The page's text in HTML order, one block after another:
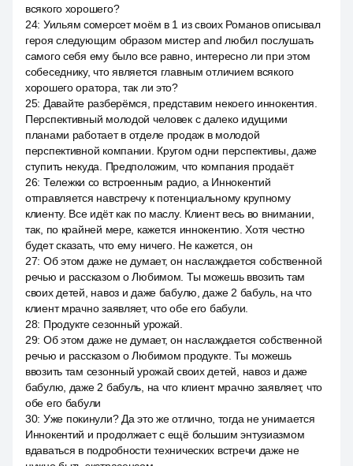
всякого хорошего?
24: Уильям сомерсет моём в 1 из своих Романов описывал
героя следующим образом мистер and любил послушать
самого себя ему было все равно, интересно ли при этом
собеседнику, что является главным отличием всякого
хорошего оратора, так ли это?
25: Давайте разберёмся, представим некоего иннокентия.
Перспективный молодой человек с далеко идущими
планами работает в отделе продаж в молодой
перспективной компании. Кругом одни перспективы, даже
ступить некуда. Предположим, что компания продаёт
26: Тележки со встроенным радио, а Иннокентий
отправляется навстречу к потенциальному крупному
клиенту. Все идёт как по маслу. Клиент весь во внимании,
так, по крайней мере, кажется иннокентию. Хотя честно
будет сказать, что ему ничего. Hе кажется, он
27: Об этом даже не думает, он наслаждается собственной
речью и рассказом о Любимом. Ты можешь ввозить там
своих детей, навоз и даже бабулю, даже 2 бабуль, на что
клиент мрачно заявляет, что обе его бабули.
28: Продукте сезонный урожай.
29: Об этом даже не думает, он наслаждается собственной
речью и рассказом о Любимом продукте. Ты можешь
ввозить там сезонный урожай своих детей, навоз и даже
бабулю, даже 2 бабуль, на что клиент мрачно заявляет, что
обе его бабули
30: Уже покинули? Да это же отлично, тогда не унимается
Иннокентий и продолжает с ещё большим энтузиазмом
вдаваться в подробности технических встречи даже не